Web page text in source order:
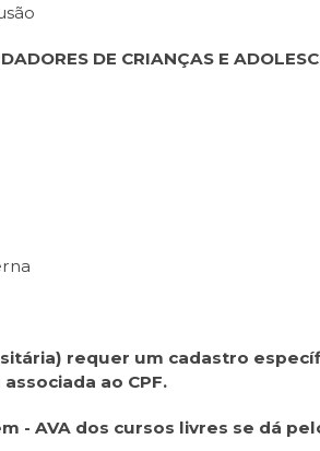
DE CRIANÇAS E
requer um cadastro
ao CPF.
AVA dos cursos livres se dá